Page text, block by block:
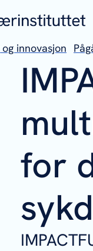
innovasjon
for